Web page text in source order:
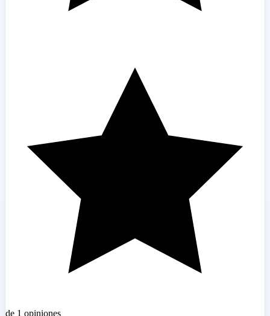
de 1 opiniones